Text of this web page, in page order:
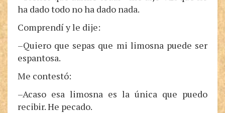
ha dado todo no ha dado nada.
Comprendí y le dije:
–Quiero que sepas que mi limosna puede ser
espantosa.
Me contestó:
–Acaso esa limosna es la única que puedo
recibir. He pecado.